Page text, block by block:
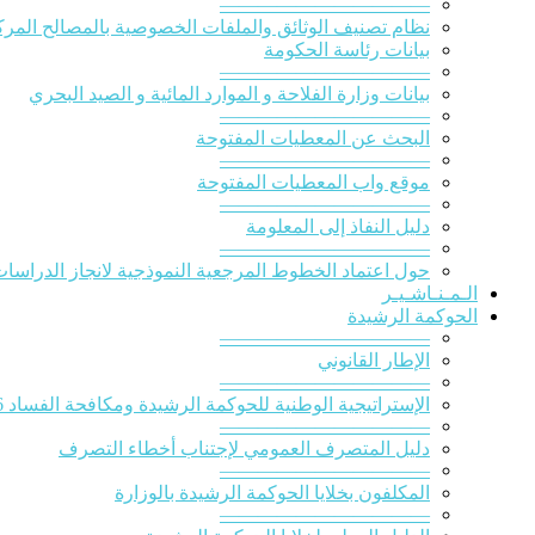
———————————
نظام تصنيف الوثائق والملفات الخصوصية بالمصالح
بيانات رئاسة الحكومة
———————————
بيانات وزارة الفلاحة و الموارد المائية و الصيد البحري
———————————
البحث عن المعطيات المفتوحة
———————————
موقع واب المعطيات المفتوحة
———————————
دليل النفاذ إلى المعلومة
———————————
حول اعتماد الخطوط المرجعية النموذجية لانجاز
الـمـنـاشـيـر
الحوكمة الرشيدة
———————————
الإطار القانوني
———————————
الإستراتيجية الوطنية للحوكمة الرشيدة ومكافحة الفساد 2016-2020
———————————
دليل المتصرف العمومي لإجتناب أخطاء التصرف
———————————
المكلفون بخلايا الحوكمة الرشيدة بالوزارة
———————————